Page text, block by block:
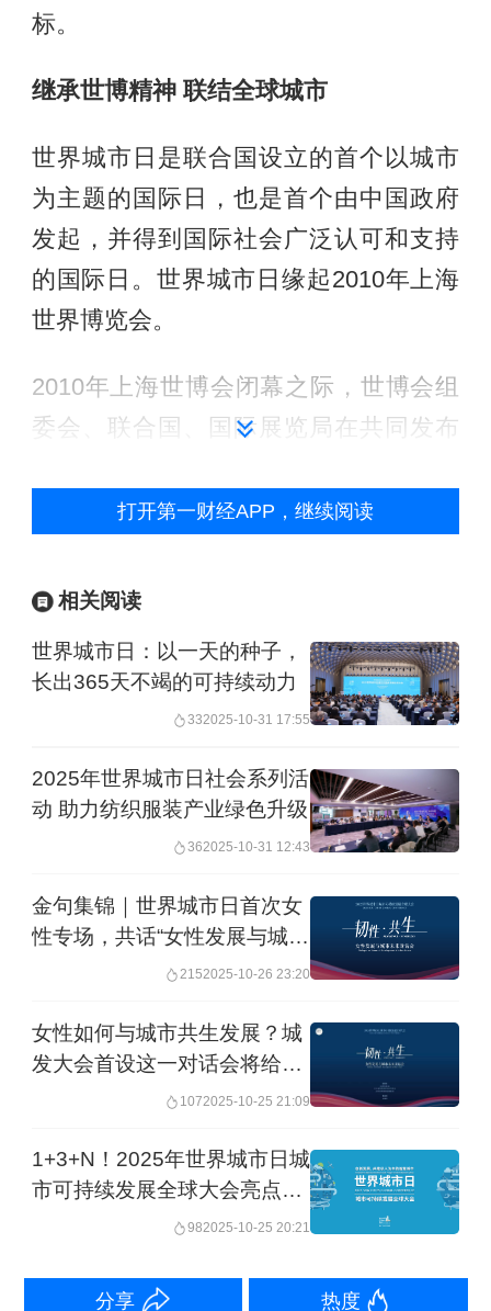
标。
继承世博精神 联结全球城市
世界城市日是联合国设立的首个以城市
为主题的国际日，也是首个由中国政府
发起，并得到国际社会广泛认可和支持
的国际日。世界城市日缘起2010年上海
世界博览会。
2010年上海世博会闭幕之际，世博会组
委会、联合国、国际展览局在共同发布
日上海世博会闭幕之日定为世界城市
决议，决定自2014年起将每年的10月31
世界城市日设立以来，在国际和国内两
年全球主场活动的举办地分别为：2014
年中国上海、2015年意大利米兰、2016
年厄瓜多尔基多、2017年中国广州、
2018年英国利物浦、2019年俄罗斯叶卡
捷琳堡、2020年肯尼亚纳库鲁、2021年
埃及卢克索。
时隔八年，世界城市日全球主场活动重
回始发地上海。
呼吁地方行动 放眼世界未来
城市是伴随社会发展不断演变的生命
场，也是落实全球治理和实现可持续发
打开第一财经APP，继续阅读
相关阅读
世界城市日：以一天的种子，
长出365天不竭的可持续动力
332025-10-31 17:55
2025年世界城市日社会系列活
动 助力纺织服装产业绿色升级
362025-10-31 12:43
金句集锦｜世界城市日首次女
性专场，共话“女性发展与城市
2152025-10-26 23:20
女性如何与城市共生发展？城
发大会首设这一对话会将给出
1072025-10-25 21:09
1+3+N！2025年世界城市日城
市可持续发展全球大会亮点抢
982025-10-25 20:21
分享 热度